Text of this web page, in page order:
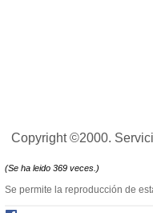
Copyright ©2000.
(Se ha leido 369 veces.)
Se permite la reproducción de